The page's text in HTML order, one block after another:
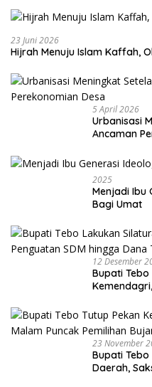
23 Juni 2026
Hijrah Menuju Islam Kaffah,
5 April 2026
Urbanisasi
Ancaman
2025
Menjadi Ibu
Bagi Umat
12 Desember
Bupati
23 November
Bupati
Daerah,